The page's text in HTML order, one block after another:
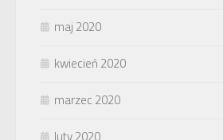
maj 2020
kwiecień 2020
marzec 2020